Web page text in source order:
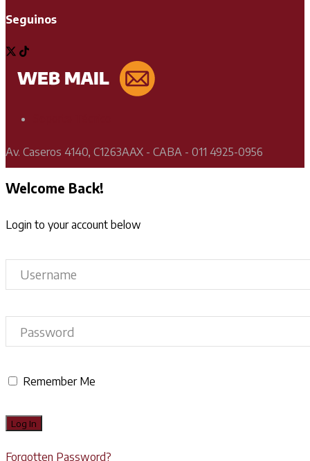
Seguinos
Av. Caseros 4140, C1263AAX - CABA - 011 4925-0956
Welcome Back!
Login to your account below
Remember Me
Forgotten Password?